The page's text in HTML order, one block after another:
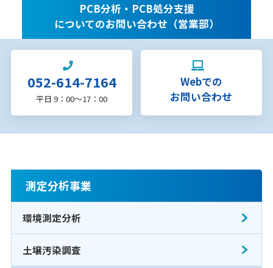
PCB分析・PCB処分支援
についてのお問い合わせ（営業部）
052-614-7164
平日 9：00〜17：00
Webでの
お問い合わせ
測定分析事業
環境測定分析
土壌汚染調査